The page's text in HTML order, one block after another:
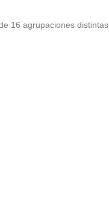
16 agrupaciones distintas